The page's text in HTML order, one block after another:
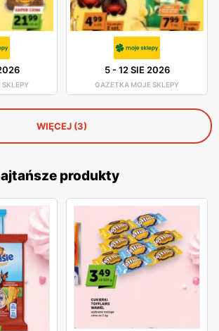
5-12 SIE 2026
GAZETKA MOJE SKLEPY
WIĘCEJ (3)
produkty